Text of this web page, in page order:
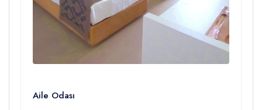
Aile Odası